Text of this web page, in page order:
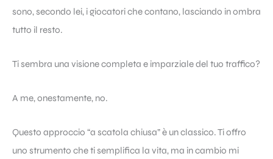
sono, secondo lei, i giocatori che contano, lasciando in ombra
tutto il resto.
Ti sembra una visione completa e imparziale del tuo traffico?
A me, onestamente, no.
Questo approccio “a scatola chiusa” è un classico. Ti offro
uno strumento che ti semplifica la vita, ma in cambio mi